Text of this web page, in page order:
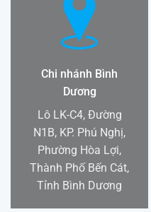
Chi nhánh Bình
Dương
Lô LK-C4, Đường
N1B, KP. Phú Nghị,
Phường Hòa Lợi,
Thành Phố Bến Cát,
Tỉnh Bình Dương